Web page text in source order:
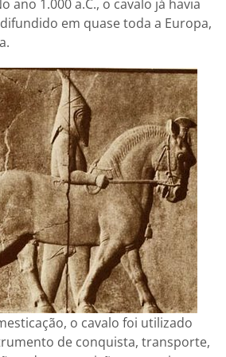
ano 1.000 a.C., o cavalo já havia
em quase toda a Europa,
o cavalo foi utilizado
de conquista, transporte,